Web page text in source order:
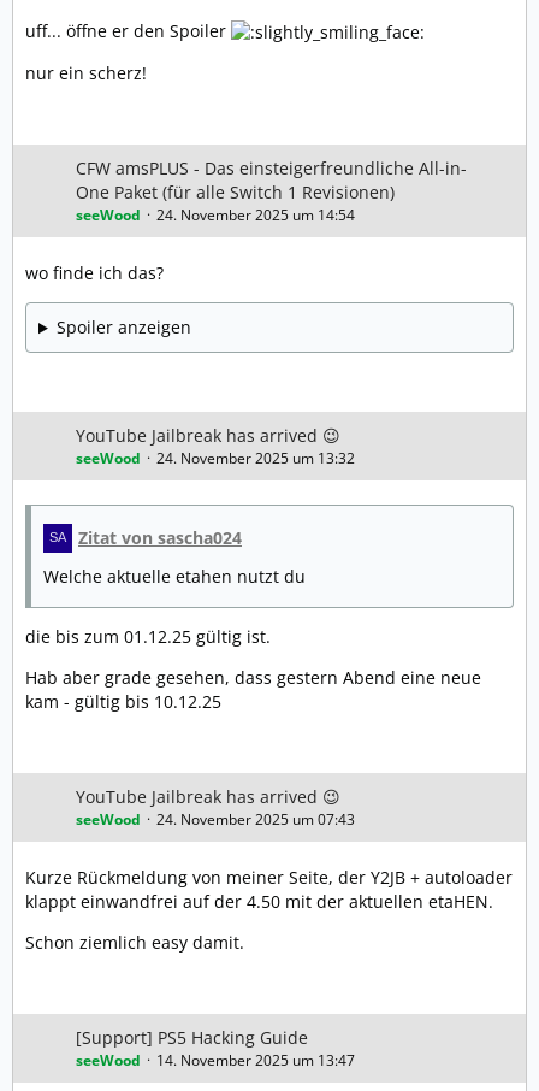
uff... öffne er den Spoiler
nur ein scherz!
CFW amsPLUS - Das einsteigerfreundliche All-in-
One Paket (für alle Switch 1 Revisionen)
seeWood 24. November 2025 um 14:54
wo finde ich das?
Spoiler anzeigen
YouTube Jailbreak has arrived 😉
seeWood 24. November 2025 um 13:32
Zitat von sascha024
Welche aktuelle etahen nutzt du
die bis zum 01.12.25 gültig ist.
Hab aber grade gesehen, dass gestern Abend eine neue
kam - gültig bis 10.12.25
YouTube Jailbreak has arrived 😉
seeWood 24. November 2025 um 07:43
Kurze Rückmeldung von meiner Seite, der Y2JB + autoloader
klappt einwandfrei auf der 4.50 mit der aktuellen etaHEN.
Schon ziemlich easy damit.
[Support] PS5 Hacking Guide
seeWood 14. November 2025 um 13:47